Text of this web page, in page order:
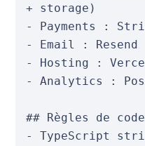
+ storage)
- Payments :
- Email : Resend
- Hosting :
- Analytics :
## Règles de code
- TypeScript